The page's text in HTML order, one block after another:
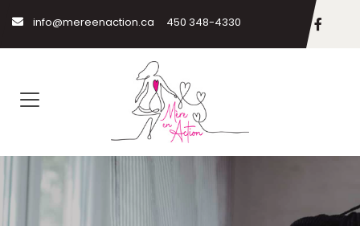
info@mereenaction.ca 450 348-4330